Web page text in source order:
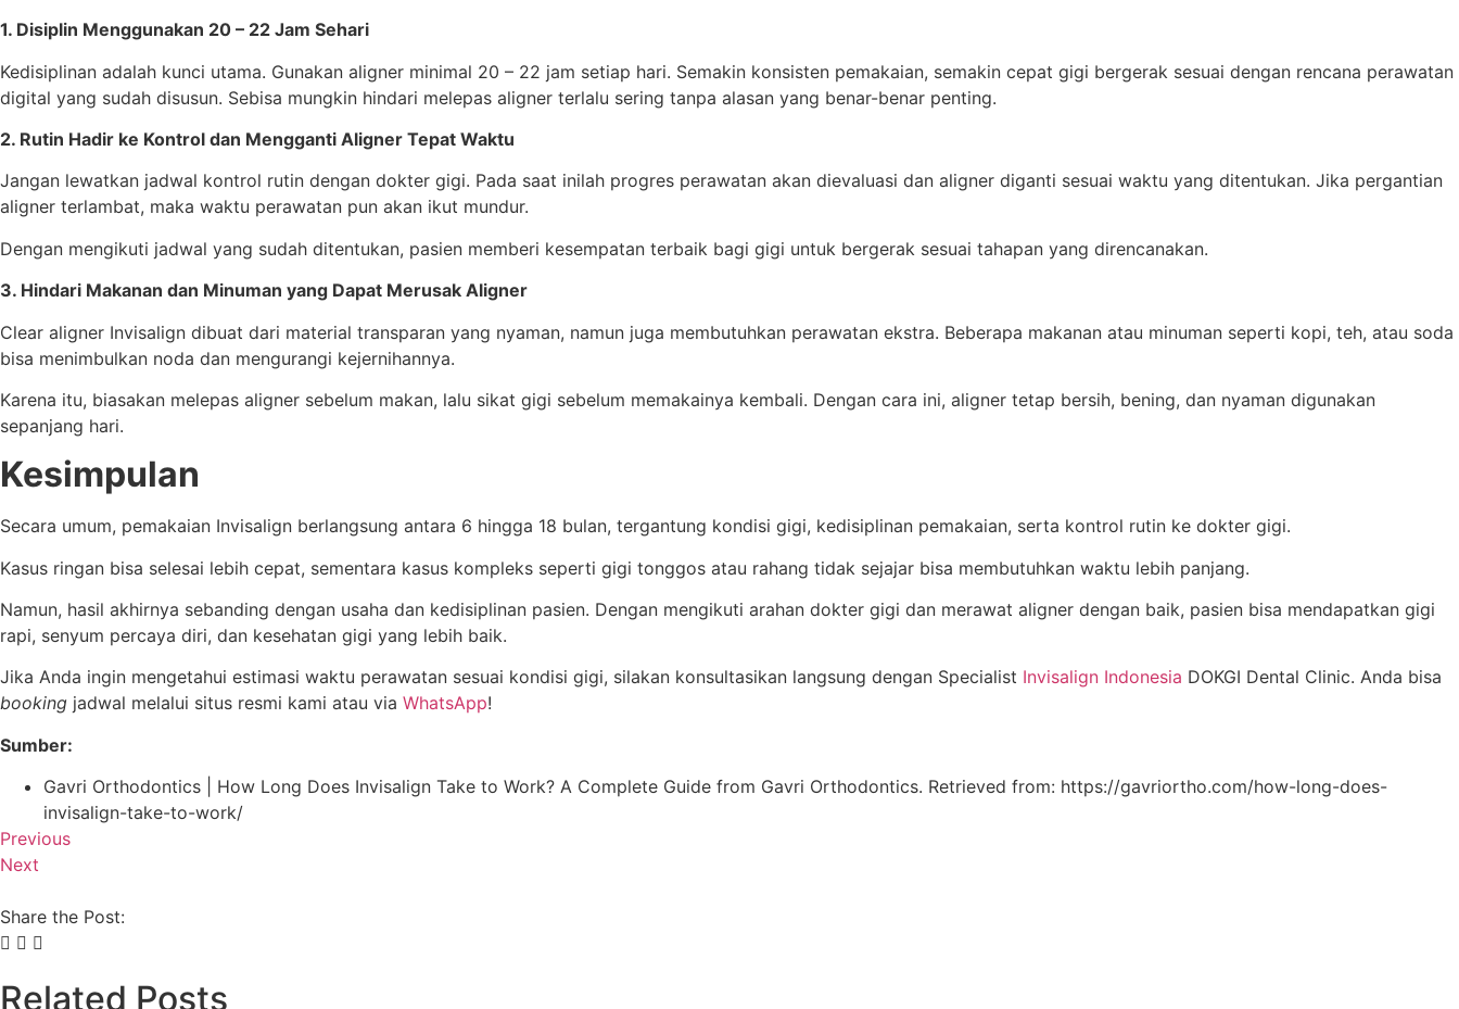
1. Disiplin Menggunakan 20 – 22 Jam Sehari
Kedisiplinan adalah kunci utama. Gunakan aligner minimal 20 – 22 jam setiap hari. Semakin konsisten pemakaian, semakin cepat gigi bergerak sesuai dengan rencana perawatan
digital yang sudah disusun. Sebisa mungkin hindari melepas aligner terlalu sering tanpa alasan yang benar-benar penting.
2. Rutin Hadir ke Kontrol dan Mengganti Aligner Tepat Waktu
Jangan lewatkan jadwal kontrol rutin dengan dokter gigi. Pada saat inilah progres perawatan akan dievaluasi dan aligner diganti sesuai waktu yang ditentukan. Jika pergantian
aligner terlambat, maka waktu perawatan pun akan ikut mundur.
Dengan mengikuti jadwal yang sudah ditentukan, pasien memberi kesempatan terbaik bagi gigi untuk bergerak sesuai tahapan yang direncanakan.
3. Hindari Makanan dan Minuman yang Dapat Merusak Aligner
Clear aligner Invisalign dibuat dari material transparan yang nyaman, namun juga membutuhkan perawatan ekstra. Beberapa makanan atau minuman seperti kopi, teh, atau soda
bisa menimbulkan noda dan mengurangi kejernihannya.
Karena itu, biasakan melepas aligner sebelum makan, lalu sikat gigi sebelum memakainya kembali. Dengan cara ini, aligner tetap bersih, bening, dan nyaman digunakan
sepanjang hari.
Kesimpulan
Secara umum, pemakaian Invisalign berlangsung antara 6 hingga 18 bulan, tergantung kondisi gigi, kedisiplinan pemakaian, serta kontrol rutin ke dokter gigi.
Kasus ringan bisa selesai lebih cepat, sementara kasus kompleks seperti gigi tonggos atau rahang tidak sejajar bisa membutuhkan waktu lebih panjang.
Namun, hasil akhirnya sebanding dengan usaha dan kedisiplinan pasien. Dengan mengikuti arahan dokter gigi dan merawat aligner dengan baik, pasien bisa mendapatkan gigi
rapi, senyum percaya diri, dan kesehatan gigi yang lebih baik.
Jika Anda ingin mengetahui estimasi waktu perawatan sesuai kondisi gigi, silakan konsultasikan langsung dengan Specialist Invisalign Indonesia DOKGI Dental Clinic. Anda bisa
booking jadwal melalui situs resmi kami atau via WhatsApp!
Sumber:
Gavri Orthodontics | How Long Does Invisalign Take to Work? A Complete Guide from Gavri Orthodontics. Retrieved from: https://gavriortho.com/how-long-does-
invisalign-take-to-work/
Previous
Next
Share the Post:
Related Posts